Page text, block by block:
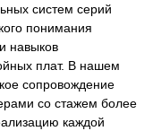
систем серий
понимания
навыков
плат. В нашем
сопровождение
со стажем более
каждой